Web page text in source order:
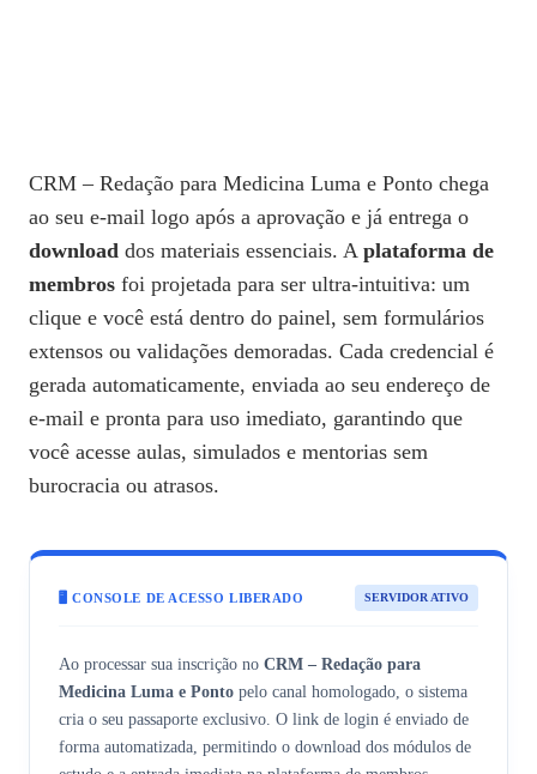
CRM – Redação para Medicina Luma e Ponto chega
ao seu e‑mail logo após a aprovação e já entrega o
download dos materiais essenciais. A plataforma de
membros foi projetada para ser ultra‑intuitiva: um
clique e você está dentro do painel, sem formulários
extensos ou validações demoradas. Cada credencial é
gerada automaticamente, enviada ao seu endereço de
e‑mail e pronta para uso imediato, garantindo que
você acesse aulas, simulados e mentorias sem
burocracia ou atrasos.
🖥️ CONSOLE DE ACESSO LIBERADO SERVIDOR ATIVO
Ao processar sua inscrição no CRM – Redação para
Medicina Luma e Ponto pelo canal homologado, o sistema
cria o seu passaporte exclusivo. O link de login é enviado de
forma automatizada, permitindo o download dos módulos de